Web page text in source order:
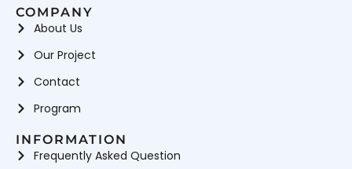
COMPANY
About Us
Our Project
Contact
Program
INFORMATION
Frequently Asked Question